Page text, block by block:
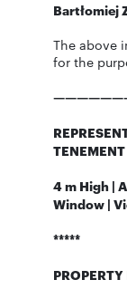
Bartłomiej
The above
for the
4 m High |
Window |
*****